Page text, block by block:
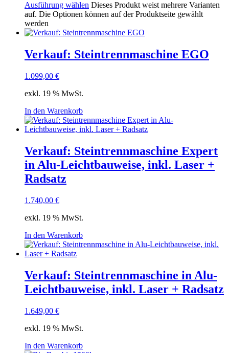
Ausführung wählen Dieses Produkt weist mehrere Varianten
auf. Die Optionen können auf der Produktseite gewählt
werden
Verkauf: Steintrennmaschine EGO
1.099,00 €
exkl. 19 % MwSt.
In den Warenkorb
Verkauf: Steintrennmaschine Expert
in Alu-Leichtbauweise, inkl. Laser +
Radsatz
1.740,00 €
exkl. 19 % MwSt.
In den Warenkorb
Verkauf: Steintrennmaschine in Alu-
Leichtbauweise, inkl. Laser + Radsatz
1.649,00 €
exkl. 19 % MwSt.
In den Warenkorb